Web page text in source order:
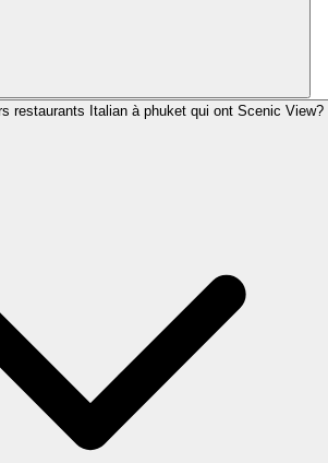
restaurants Italian à phuket qui ont Scenic View?